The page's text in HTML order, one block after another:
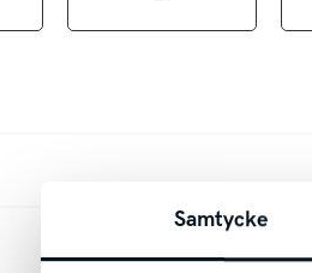
Samtycke
ingår som standard i alla
och förvärmning av
i samband med Kia
från fabrik.